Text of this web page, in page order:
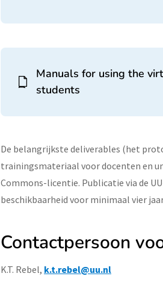
Manuals for using the
students
De belangrijkste deliverables (het
trainingsmateriaal voor docenten en
Commons-licentie. Publicatie via de
beschikbaarheid voor minimaal vier
Contactpersoon
K.T. Rebel, k.t.rebel@uu.nl